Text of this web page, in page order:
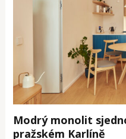
Modrý monolit
pražském Karlíně